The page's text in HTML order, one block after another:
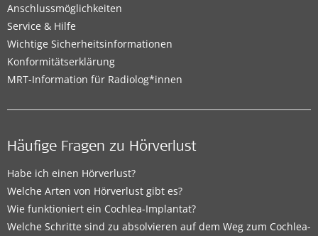
Anschlussmöglichkeiten
Service & Hilfe
Wichtige Sicherheitsinformationen
Konformitätserklärung
MRT-Information für Radiolog*innen
Häufige Fragen zu Hörverlust
Habe ich einen Hörverlust?
Welche Arten von Hörverlust gibt es?
Wie funktioniert ein Cochlea-Implantat?
Welche Schritte sind zu absolvieren auf dem Weg zum Cochlea-